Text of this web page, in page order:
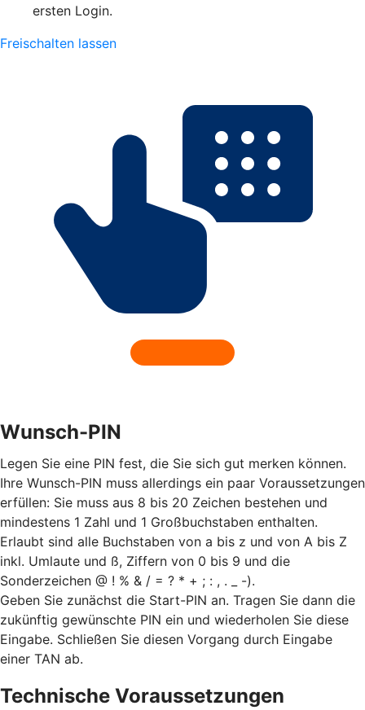
ersten Login.
Freischalten lassen
Wunsch-PIN
Legen Sie eine PIN fest, die Sie sich gut merken können.
Ihre Wunsch-PIN muss allerdings ein paar Voraussetzungen
erfüllen: Sie muss aus 8 bis 20 Zeichen bestehen und
mindestens 1 Zahl und 1 Großbuchstaben enthalten.
Erlaubt sind alle Buchstaben von a bis z und von A bis Z
inkl. Umlaute und ß, Ziffern von 0 bis 9 und die
Sonderzeichen @ ! % & / = ? * + ; : , . _ -).
Geben Sie zunächst die Start-PIN an. Tragen Sie dann die
zukünftig gewünschte PIN ein und wiederholen Sie diese
Eingabe. Schließen Sie diesen Vorgang durch Eingabe
einer TAN ab.
Technische Voraussetzungen